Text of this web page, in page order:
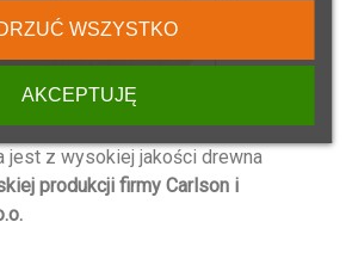
jest z wysokiej jakości drewna
produkcji firmy Carlson i
WSZYSTKO
AKCEPTUJĘ